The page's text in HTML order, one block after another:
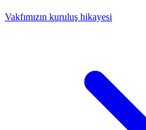
Vakfımızın kuruluş hikayesi